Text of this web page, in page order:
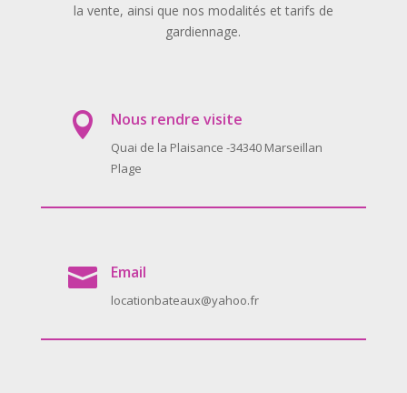
la vente, ainsi que nos modalités et tarifs de
gardiennage.
 Nous rendre visite
Quai de la Plaisance -34340 Marseillan
Plage
 Email
locationbateaux@yahoo.fr